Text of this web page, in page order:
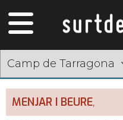
Camp de Tarragona
MENJAR I BEURE,